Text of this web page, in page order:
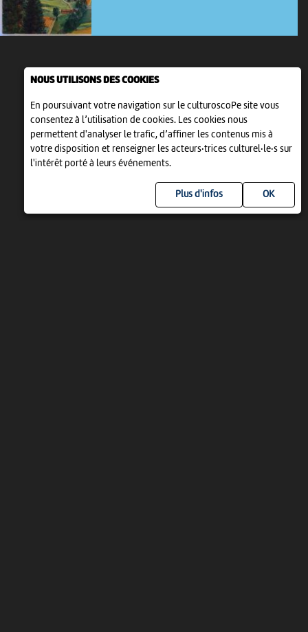
NOUS UTILISONS DES COOKIES
En poursuivant votre navigation sur le culturoscoPe site vous
consentez à l’utilisation de cookies. Les cookies nous
permettent d'analyser le trafic, d’affiner les contenus mis à
votre disposition et renseigner les acteurs·trices culturel·le·s sur
l'intérêt porté à leurs événements.
Plus d'infos